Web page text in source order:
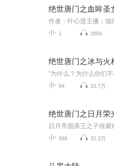
绝世唐门之血眸圣
1 2884
绝世唐门之冰与火
84 10.7万
绝世唐门之日月荣
566 32.3万